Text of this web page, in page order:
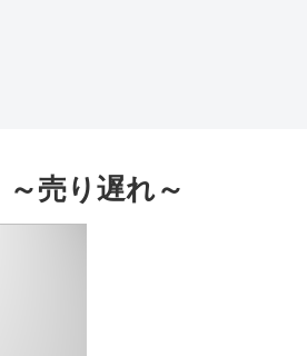
売り遅れ～